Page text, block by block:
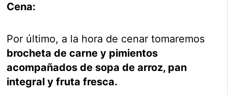
Cena:
Por último, a la hora de cenar tomaremos
brocheta de carne y pimientos
acompañados de sopa de arroz, pan
integral y fruta fresca.